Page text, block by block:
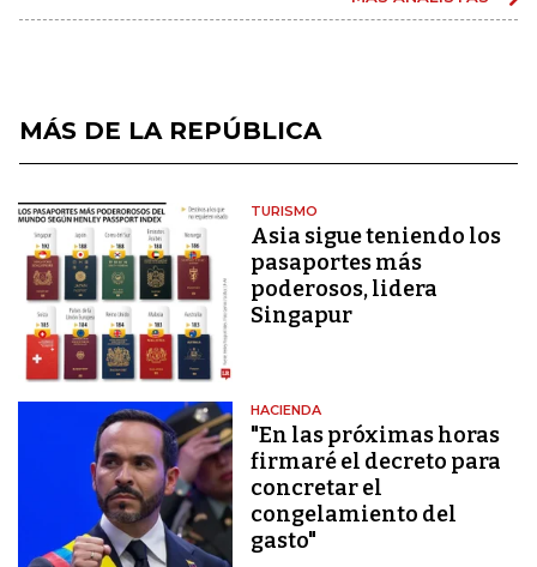
MÁS DE LA REPÚBLICA
TURISMO
Asia sigue teniendo los
pasaportes más
poderosos, lidera
Singapur
HACIENDA
"En las próximas horas
firmaré el decreto para
concretar el
congelamiento del
gasto"